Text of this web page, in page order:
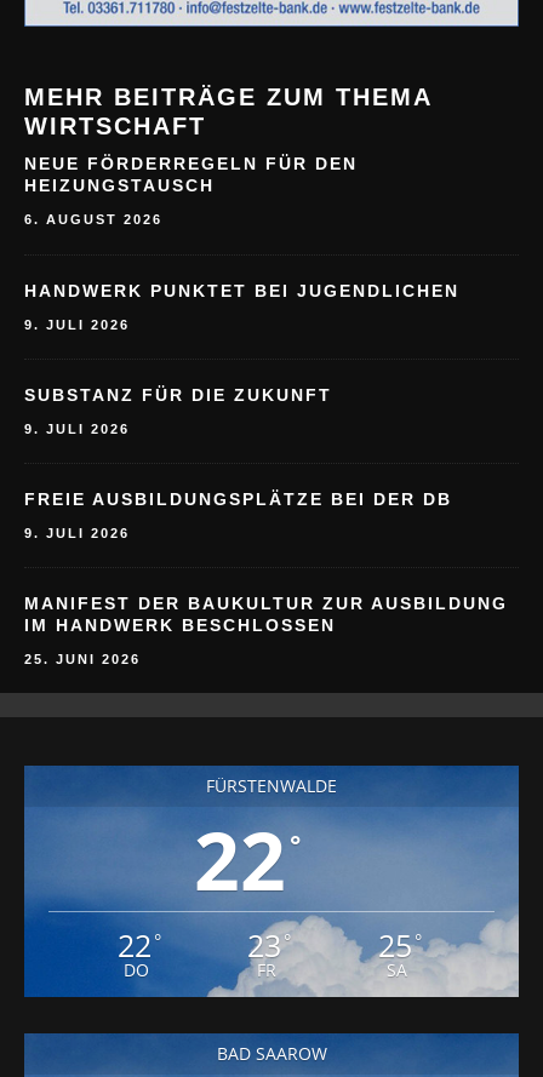
MEHR BEITRÄGE ZUM THEMA
WIRTSCHAFT
NEUE FÖRDERREGELN FÜR DEN
HEIZUNGSTAUSCH
6. AUGUST 2026
HANDWERK PUNKTET BEI JUGENDLICHEN
9. JULI 2026
SUBSTANZ FÜR DIE ZUKUNFT
9. JULI 2026
FREIE AUSBILDUNGSPLÄTZE BEI DER DB
9. JULI 2026
MANIFEST DER BAUKULTUR ZUR AUSBILDUNG
IM HANDWERK BESCHLOSSEN
25. JUNI 2026
FÜRSTENWALDE
22 °
22 °
DO
23°
FR
25°
SA
BAD SAAROW